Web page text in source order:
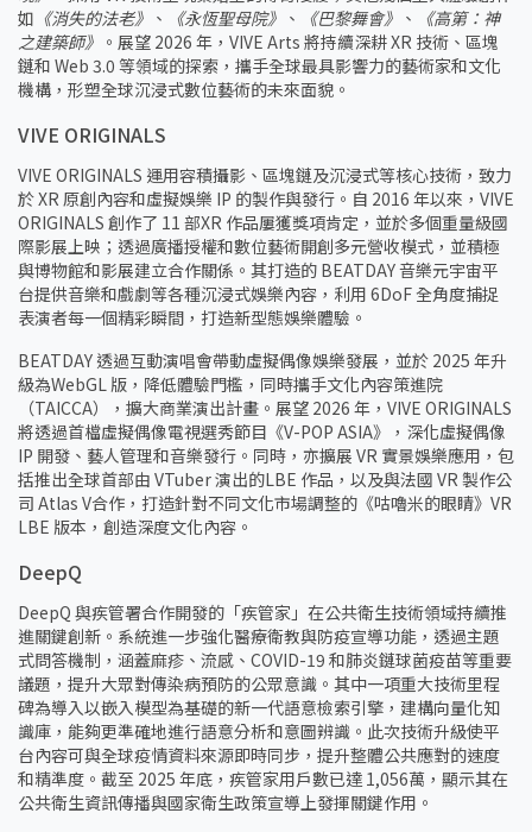
如 《消失的法老》 、 《永恆聖母院》 、 《巴黎舞會》 、
《高第：神
之建築師》 。展望 2026 年，VIVE Arts 將持續深耕 XR 技術、區塊
鏈和 Web 3.0 等領域的探索，攜手全球最具影響力的藝術家和文化
機構，形塑全球沉浸式數位藝術的未來面貌。
VIVE ORIGINALS
VIVE ORIGINALS 運用容積攝影、區塊鏈及沉浸式等核心技術，致力
於 XR 原創內容和虛擬娛樂 IP 的製作與發行。自 2016 年以來，VIVE
ORIGINALS 創作了 11 部XR 作品屢獲獎項肯定，並於多個重量級國
際影展上映；透過廣播授權和數位藝術開創多元營收模式，並積極
與博物館和影展建立合作關係。其打造的 BEATDAY 音樂元宇宙平
台提供音樂和戲劇等各種沉浸式娛樂內容，利用 6DoF 全角度捕捉
表演者每一個精彩瞬間，打造新型態娛樂體驗。
BEATDAY 透過互動演唱會帶動虛擬偶像娛樂發展，並於 2025 年升
級為WebGL 版，降低體驗門檻，同時攜手文化內容策進院
（TAICCA），擴大商業演出計畫。展望 2026 年，VIVE ORIGINALS
將透過首檔虛擬偶像電視選秀節目《V-POP ASIA》，深化虛擬偶像
IP 開發、藝人管理和音樂發行。同時，亦擴展 VR 實景娛樂應用，包
括推出全球首部由 VTuber 演出的LBE 作品，以及與法國 VR 製作公
司 Atlas V合作，打造針對不同文化市場調整的《咕嚕米的眼睛》VR
LBE 版本，創造深度文化內容。
DeepQ
DeepQ 與疾管署合作開發的「疾管家」在公共衛生技術領域持續推
進關鍵創新。系統進一步強化醫療衛教與防疫宣導功能，透過主題
式問答機制，涵蓋麻疹、流感、COVID-19 和肺炎鏈球菌疫苗等重要
議題，提升大眾對傳染病預防的公眾意識。其中一項重大技術里程
碑為導入以嵌入模型為基礎的新一代語意檢索引擎，建構向量化知
識庫，能夠更準確地進行語意分析和意圖辨識。此次技術升級使平
台內容可與全球疫情資料來源即時同步，提升整體公共應對的速度
和精準度。截至 2025 年底，疾管家用戶數已達 1,056萬，顯示其在
公共衛生資訊傳播與國家衛生政策宣導上發揮關鍵作用。